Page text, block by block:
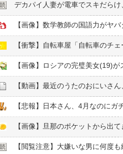
デカパイ人妻が電車でスキだら
【画像】数学教師の国語力がヤ
【画像】ロシアの完璧美女(19)
【動画】最近のうたのおにいさ
【悲報】日本さん、4月なのに
【閲覧注意】大嫌いな男に何度